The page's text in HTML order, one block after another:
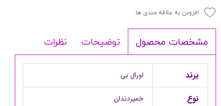
افزودن به علاقه مندی ها
مشخصات محصول توضیحات نظرات
برند اورال بی
نوع خمیردندان